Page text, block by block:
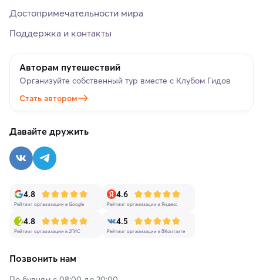
Достопримечательности мира
Поддержка и контакты
Авторам путешествий
Организуйте собственный тур вместе с Клубом Гидов
Стать автором
Давайте дружить
4.8
Рейтинг организации в Google
4.6
Рейтинг организации в Яндекс
4.8
Рейтинг организации в 2ГИС
4.5
Рейтинг организации в ВКонтакте
Позвонить нам